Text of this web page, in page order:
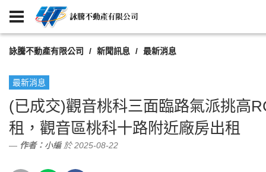
詠騰不動產有限公司 新聞訊息 最新消息
最新消息
(已成交)觀音桃科三面臨路氣派挑高
租，觀音區桃科十路附近廠房出租
作者： 小編於 2025-08-22